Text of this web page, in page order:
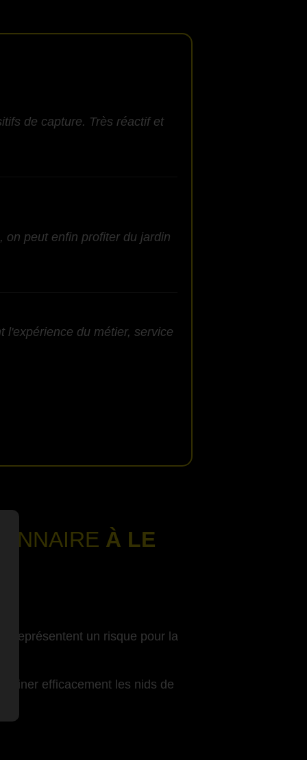
de capture. Très réactif et
on peut enfin profiter du jardin
l'expérience du métier, service
À LE
représentent un risque pour la
efficacement les nids de